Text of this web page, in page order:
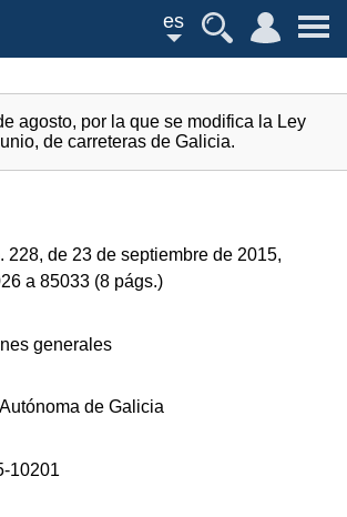
es
agosto, por la que se modifica la Ley
de carreteras de Galicia.
228, de 23 de septiembre de 2015,
a 85033 (8 págs.)
generales
de Galicia
10201